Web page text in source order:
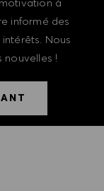
informé des
Nous
!